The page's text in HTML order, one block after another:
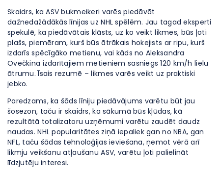
Skaidrs, ka ASV bukmeikeri varēs piedāvāt
dažnedažādākās līnijas uz NHL spēlēm. Jau tagad eksperti
spekulē, ka piedāvātais klāsts, uz ko veikt likmes, būs ļoti
plašs, piemēram, kurš būs ātrākais hokejists ar ripu, kurš
izdarīs spēcīgāko metienu, vai kāds no Aleksandra
Ovečkina izdarītajiem metieniem sasniegs 120 km/h lielu
ātrumu. Īsais rezumē – likmes varēs veikt uz praktiski
jebko.
Paredzams, ka šāds līniju piedāvājums varētu būt jau
šosezon, taču ir skaidrs, ka sākumā būs kļūdas, kā
rezultātā totalizatoru uzņēmumi varētu zaudēt daudz
naudas. NHL popularitātes ziņā iepaliek gan no NBA, gan
NFL, taču šādas tehnoloģijas ieviešana, ņemot vērā arī
likmju veikšanu atļaušanu ASV, varētu ļoti palielināt
līdzjutēju interesi.